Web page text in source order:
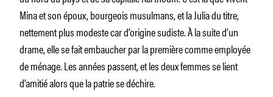
Mina et son époux, bourgeois musulmans, et la Julia du titre,
nettement plus modeste car d’origine sudiste. À la suite d’un
drame, elle se fait embaucher par la première comme employée
de ménage. Les années passent, et les deux femmes se lient
d’amitié alors que la patrie se déchire.